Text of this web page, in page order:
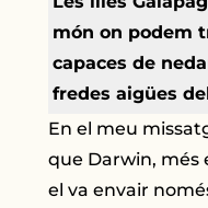
món on podem
capaces de
fredes aigües
En el meu
que Darwin, més
el va envair